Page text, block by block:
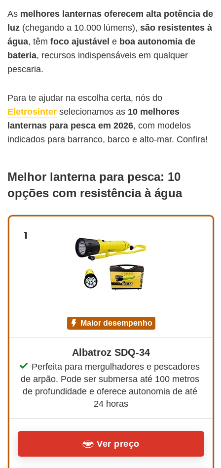
As melhores lanternas oferecem alta potência de
luz (chegando a 10.000 lúmens), são resistentes à
água, têm foco ajustável e boa autonomia de
bateria, recursos indispensáveis em qualquer
pescaria.
Para te ajudar na escolha certa, nós do
Eletrosinter selecionamos as 10 melhores
lanternas para pesca em 2026, com modelos
indicados para barranco, barco e alto-mar. Confira!
Melhor lanterna para pesca: 10
opções com resistência à água
1
maior desempenho
Albatroz SDQ-34
Perfeita para mergulhadores e pescadores
de arpão. Pode ser submersa até 100 metros
de profundidade e oferece autonomia de até
24 horas
Ver preço